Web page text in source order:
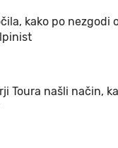
kako po nezgodi
Toura našli način,